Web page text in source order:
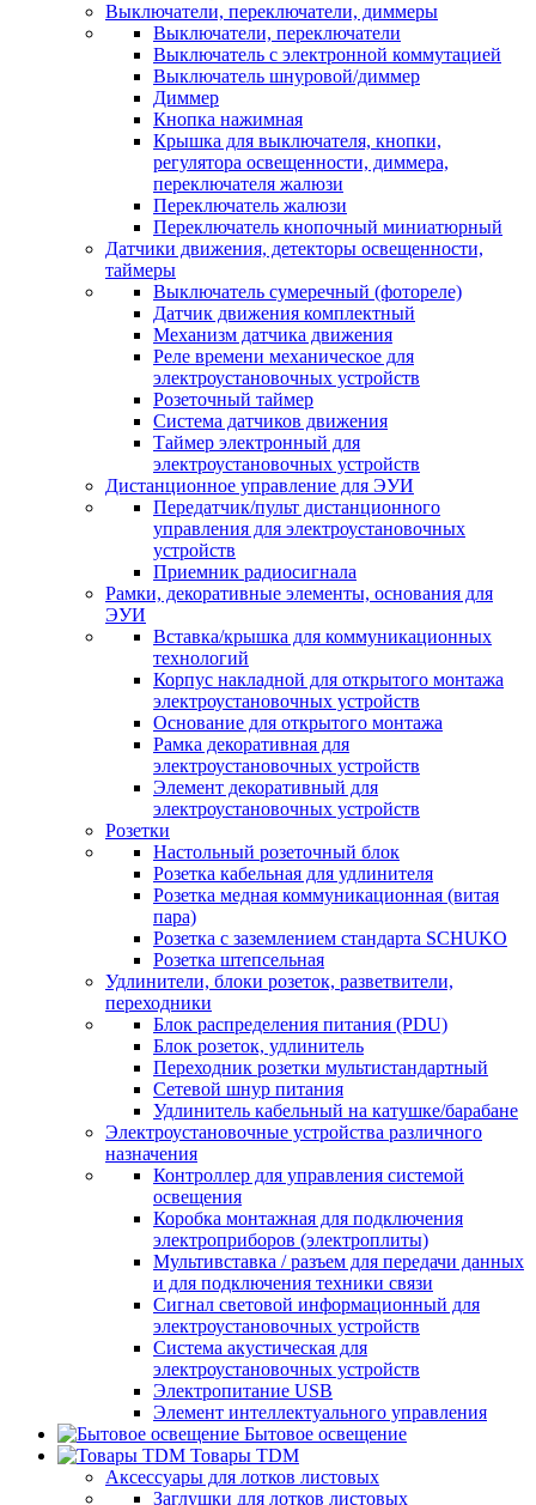
Выключатели, переключатели, диммеры
Выключатели, переключатели
Выключатель с электронной коммутацией
Выключатель шнуровой/диммер
Диммер
Кнопка нажимная
Крышка для выключателя, кнопки,
регулятора освещенности, диммера,
переключателя жалюзи
Переключатель жалюзи
Переключатель кнопочный миниатюрный
Датчики движения, детекторы освещенности,
таймеры
Выключатель сумеречный (фотореле)
Датчик движения комплектный
Механизм датчика движения
Реле времени механическое для
электроустановочных устройств
Розеточный таймер
Система датчиков движения
Таймер электронный для
электроустановочных устройств
Дистанционное управление для ЭУИ
Передатчик/пульт дистанционного
управления для электроустановочных
устройств
Приемник радиосигнала
Рамки, декоративные элементы, основания для
ЭУИ
Вставка/крышка для коммуникационных
технологий
Корпус накладной для открытого монтажа
электроустановочных устройств
Основание для открытого монтажа
Рамка декоративная для
электроустановочных устройств
Элемент декоративный для
электроустановочных устройств
Розетки
Настольный розеточный блок
Розетка кабельная для удлинителя
Розетка медная коммуникационная (витая
пара)
Розетка с заземлением стандарта SCHUKO
Розетка штепсельная
Удлинители, блоки розеток, разветвители,
переходники
Блок распределения питания (PDU)
Блок розеток, удлинитель
Переходник розетки мультистандартный
Сетевой шнур питания
Удлинитель кабельный на катушке/барабане
Электроустановочные устройства различного
назначения
Контроллер для управления системой
освещения
Коробка монтажная для подключения
электроприборов (электроплиты)
Мультивставка / разъем для передачи данных
и для подключения техники связи
Сигнал световой информационный для
электроустановочных устройств
Система акустическая для
электроустановочных устройств
Электропитание USB
Элемент интеллектуального управления
Бытовое освещение
Товары TDM
Аксессуары для лотков листовых
Заглушки для лотков листовых